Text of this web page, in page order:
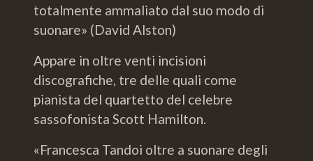
totalmente ammaliato dal suo modo di
suonare» (David Alston)
Appare in oltre venti incisioni
discografiche, tre delle quali come
pianista del quartetto del celebre
sassofonista Scott Hamilton.
«Francesca Tandoi oltre a suonare degli